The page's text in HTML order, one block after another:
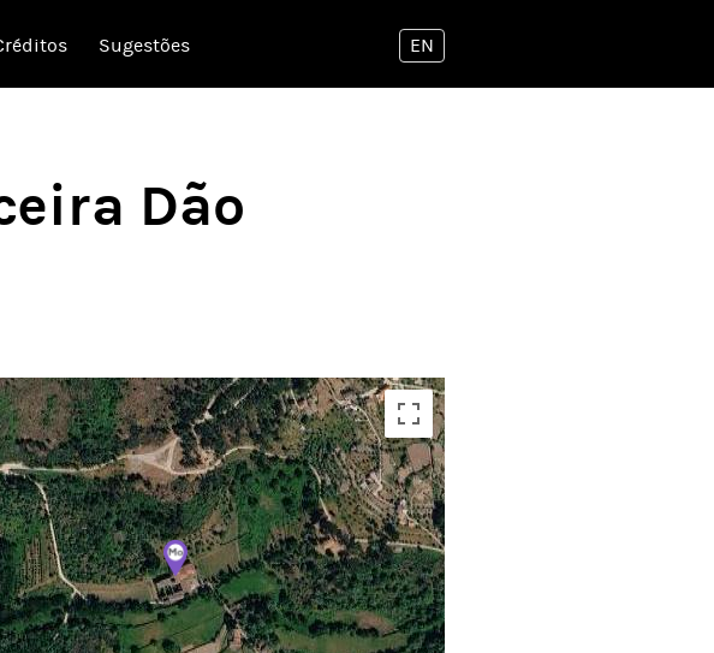
Sugestões EN
Dão